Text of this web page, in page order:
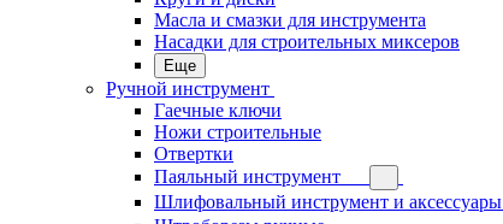
Масла и смазки для инструмента
Насадки для строительных миксеров
Еще
Ручной инструмент
Гаечные ключи
Ножи строительные
Отвертки
Паяльный инструмент
Шлифовальный инструмент и аксессуары